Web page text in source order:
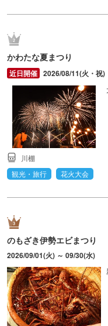
かわたな夏まつり
2026/08/11(火・祝)
川棚
観光・旅行
花火大会
のもざき伊勢エビまつり
2026/09/01(火) ～ 09/30(水)